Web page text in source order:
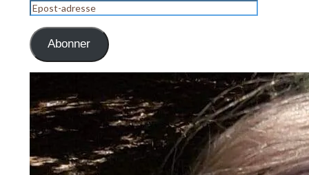
Epost-
adresse
Abonner